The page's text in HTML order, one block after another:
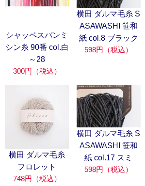
シャッペスパンミ
シン糸 90番 col.白
～28
300円（税込）
横田 ダルマ毛糸 S
ASAWASHI 笹和
紙 col.8 ブラック
598円（税込）
横田 ダルマ毛糸
フロレット
748円（税込）
横田 ダルマ毛糸 S
ASAWASHI 笹和
紙 col.17 スミ
598円（税込）